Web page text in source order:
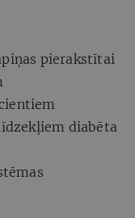
pierakstītai
diabēta